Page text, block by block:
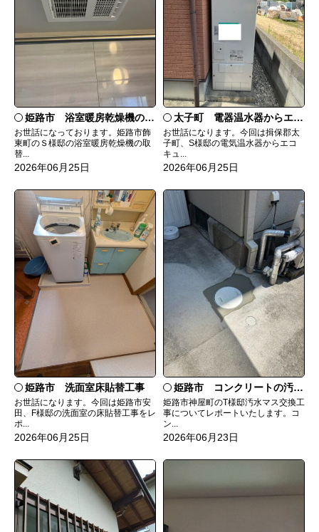
姫路市 浴室暖房乾燥機の取替工事
お世話になっております。姫路市飾
東町のＳ様邸の浴室暖房乾燥機の取
替...
2026年06月25日
太子町 電器温水器からエコキュートへ取替
お世話になります。今回は揖保郡太
子町、S様邸の電気温水器からエコ
キュ...
2026年06月25日
姫路市 洗面室床貼替工事
お世話になります。今回は姫路市安
田、F様邸の洗面室の床貼替工事をレ
ポ...
2026年06月25日
姫路市 コンクリートの汚水マスを塩ビに
姫路市神屋町のT様邸汚水マス交換工
事についてレポートいたします。コ
ン...
2026年06月23日